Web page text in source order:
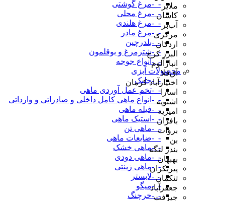
-_-مرغ گوشتی
-_-مرغ محلی
-_-مرغ هلندی
-_-مرغ مادر
-_-بلدرچین
-_-شترمرغ و بوقلمون
-_-انواع جوجه
محصولات آبزی
-_-جلبک
-_-تخم عمل آوردی ماهی
-_-انواع ماهی کامل داخلی و صادراتی و وارداتی
-_-فیله ماهی
-_-استیک ماهی
-_-ماهی تن
-_-ضایعات ماهی
-_-ماهی خشک
-_-ماهی دودی
-_-ماهی زینتی
-_-لابستر
-_-میگو
-_-خرچنگ
ملایر
کاشان
آب‌بر
مرکزی
اردکان
البرز کرج
انبارآلوم
آق‌قلا
اختیارآباد کرمان
اسارا
اشنویه
امیریه
بافران
بروات
بن
بندر لنگه
بهبهان
پیربکران
تنکمان
جعفرآباد
جیرفت